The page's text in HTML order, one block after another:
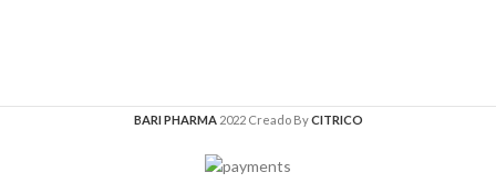
BARI PHARMA 2022 Creado ByCITRICO